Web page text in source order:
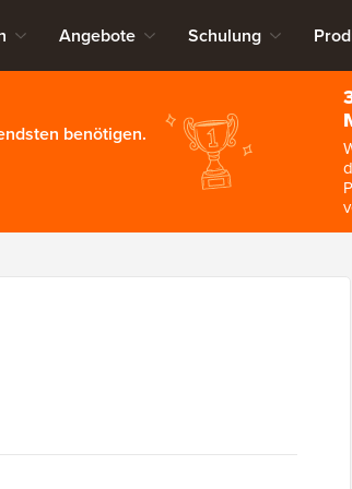
Angebote Schulung
benötigen.